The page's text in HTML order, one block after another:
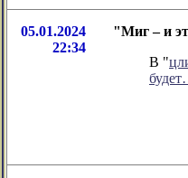
05.01.2024
22:34
"Миг – и
В "